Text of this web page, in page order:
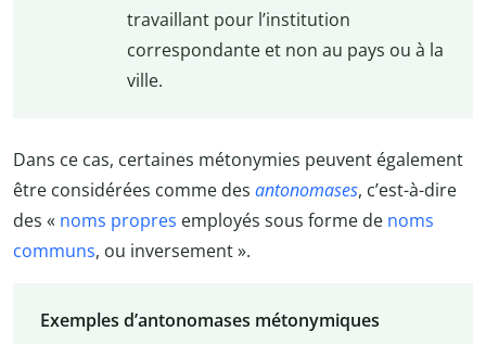
travaillant pour l’institution
correspondante et non au pays ou à la
ville.
Dans ce cas, certaines métonymies peuvent également
être considérées comme des antonomases, c’est-à-dire
des « noms propres employés sous forme de noms
communs, ou inversement ».
Exemples d’antonomases métonymiques